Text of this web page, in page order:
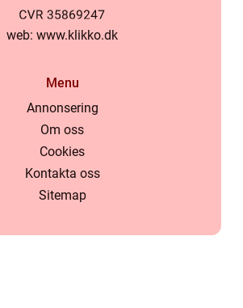
web: www.klikko.dk
Menu
Annonsering
Om oss
Cookies
Kontakta oss
Sitemap